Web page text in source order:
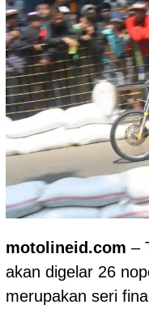
motolineid.com –
akan digelar 26
merupakan seri